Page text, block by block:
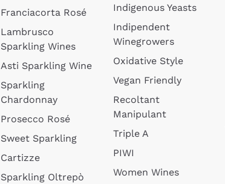
Franciacorta Rosé
Lambrusco
Sparkling Wines
Asti Sparkling Wine
Sparkling
Chardonnay
Prosecco Rosé
Sweet Sparkling
Cartizze
Sparkling Oltrepò
Indigenous Yeasts
Indipendent
Winegrowers
Oxidative Style
Vegan Friendly
Recoltant
Manipulant
Triple A
PIWI
Women Wines